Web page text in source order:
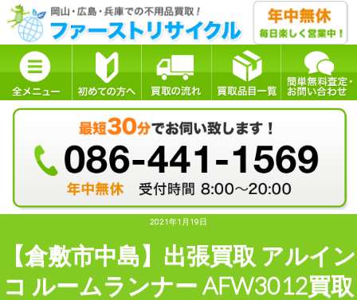
2021年1月19日
【倉敷市中島】出張買取 アルイン
コ ルームランナー AFW3012買取